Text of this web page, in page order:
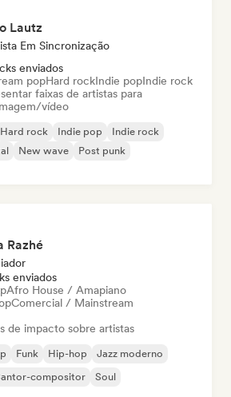
Lautz
Em Sincronização
enviados
popHard rockIndie popIndie rock
faixas de artistas para
vídeo
Hard rock Indie pop
Indie rock
New wave
Post punk
Razhé
enviados
Afro House / Amapiano
Comercial / Mainstream
de impacto sobre artistas
Funk Hip-hop
Jazz moderno
compositor Soul